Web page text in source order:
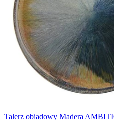
Talerz obiadowy Madera